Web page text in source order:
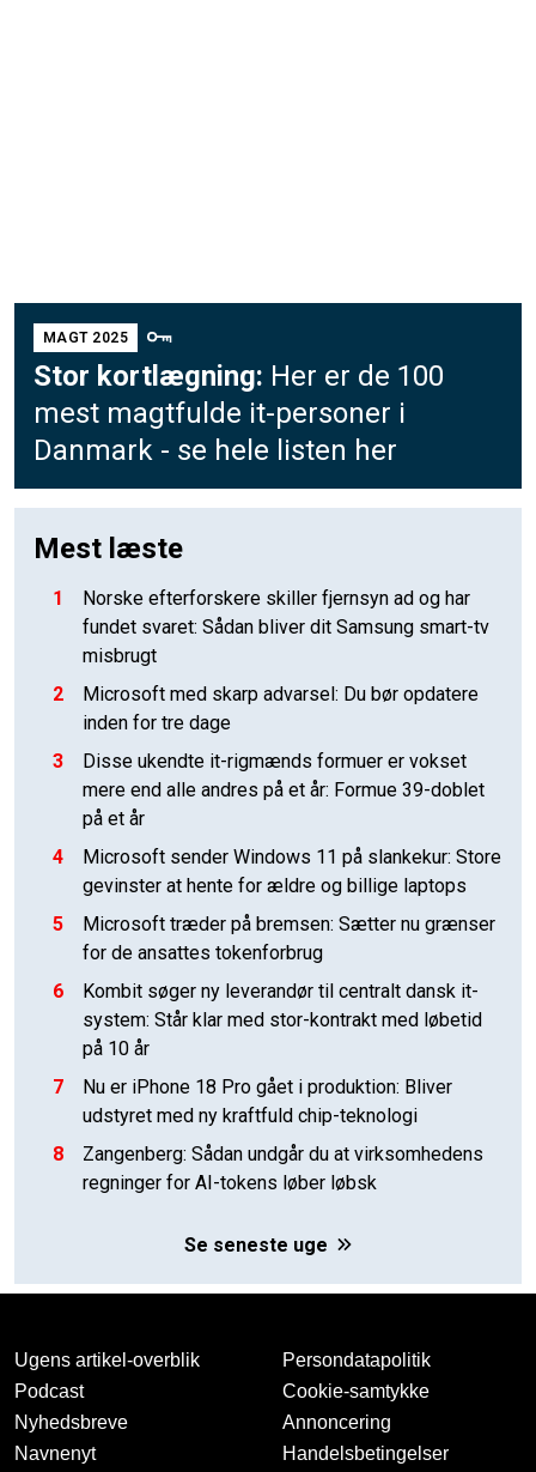
MAGT 2025
Stor kortlægning: Her er de 100
mest magtfulde it-personer i
Danmark - se hele listen her
Mest læste
1
Norske efterforskere skiller fjernsyn ad og har
fundet svaret: Sådan bliver dit Samsung smart-tv
misbrugt
2
Microsoft med skarp advarsel: Du bør opdatere
inden for tre dage
3
Disse ukendte it-rigmænds formuer er vokset
mere end alle andres på et år: Formue 39-doblet
på et år
4
Microsoft sender Windows 11 på slankekur: Store
gevinster at hente for ældre og billige laptops
5
Microsoft træder på bremsen: Sætter nu grænser
for de ansattes tokenforbrug
6
Kombit søger ny leverandør til centralt dansk it-
system: Står klar med stor-kontrakt med løbetid
på 10 år
7
Nu er iPhone 18 Pro gået i produktion: Bliver
udstyret med ny kraftfuld chip-teknologi
8
Zangenberg: Sådan undgår du at virksomhedens
regninger for AI-tokens løber løbsk
Se seneste uge
Ugens artikel-overblik
Podcast
Nyhedsbreve
Navnenyt
Persondatapolitik
Cookie-samtykke
Annoncering
Handelsbetingelser